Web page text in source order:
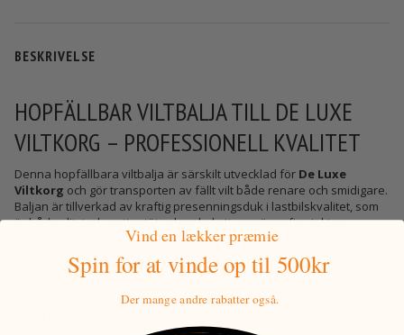
BESKRIVELSE
HOPFÄLLBAR VILTBALJA TILL DE LUXE
VILTKORG – PROFESSIONELL KVALITET
Denna hopfällbara viltbalja är särskilt utvecklad för De Luxe
Viltkorg och gör transporten av fällt vilt både renare och smidigare.
Baljan är tillverkad av kraftig presenningsduk i lastbilskvalitet, som
är både slitstark, vattentät och enkel att rengöra efter jakten.
Med de extra höga sidorna på 40 cm minskar risken för att blod, lera
och smuts rinner ut under transporten. När baljan inte används kan
den fällas ihop och tar minimalt med plats.
Vind en lækker præmie
Spin for at vindeop til 500kr
Der mange andre rabatter også.